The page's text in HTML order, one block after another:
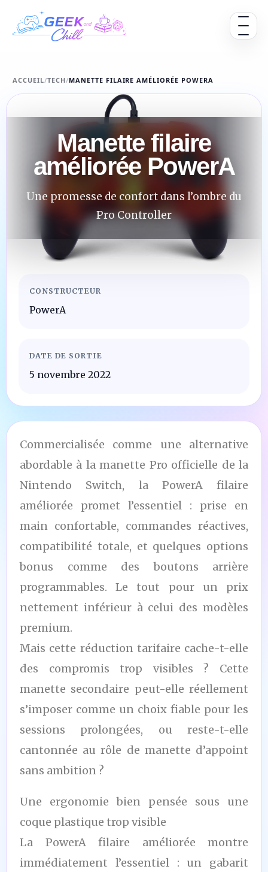
Ouvrir
ACCUEIL/TECH/MANETTE FILAIRE AMÉLIORÉE POWERA
Manette filaire
améliorée PowerA
Une promesse de confort dans l’ombre du
Pro Controller
CONSTRUCTEUR
PowerA
DATE DE SORTIE
5 novembre 2022
Commercialisée comme une alternative
abordable à la manette Pro officielle de la
Nintendo Switch, la PowerA filaire
améliorée promet l’essentiel : prise en
main confortable, commandes réactives,
compatibilité totale, et quelques options
bonus comme des boutons arrière
programmables. Le tout pour un prix
nettement inférieur à celui des modèles
premium.
Mais cette réduction tarifaire cache-t-elle
des compromis trop visibles ? Cette
manette secondaire peut-elle réellement
s’imposer comme un choix fiable pour les
sessions prolongées, ou reste-t-elle
cantonnée au rôle de manette d’appoint
sans ambition ?
Une ergonomie bien pensée sous une
coque plastique trop visible
La PowerA filaire améliorée montre
immédiatement l’essentiel : un gabarit